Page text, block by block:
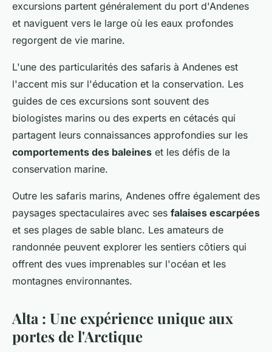
excursions partent généralement du port d'Andenes
et naviguent vers le large où les eaux profondes
regorgent de vie marine.
L'une des particularités des safaris à Andenes est
l'accent mis sur l'éducation et la conservation. Les
guides de ces excursions sont souvent des
biologistes marins ou des experts en cétacés qui
partagent leurs connaissances approfondies sur les
comportements des baleines et les défis de la
conservation marine.
Outre les safaris marins, Andenes offre également des
paysages spectaculaires avec ses falaises escarpées
et ses plages de sable blanc. Les amateurs de
randonnée peuvent explorer les sentiers côtiers qui
offrent des vues imprenables sur l'océan et les
montagnes environnantes.
Alta : Une expérience unique aux
portes de l'Arctique